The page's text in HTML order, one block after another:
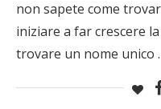
non sapete come
iniziare a far crescere
trovare un nome unico